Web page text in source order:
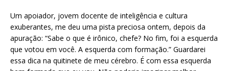
Um apoiador, jovem docente de inteligência e cultura
exuberantes, me deu uma pista preciosa ontem, depois da
apuração: “Sabe o que é irônico, chefe? No fim, foi a esquerda
que votou em você. A esquerda com formação.” Guardarei
essa dica na quitinete de meu cérebro. É com essa esquerda